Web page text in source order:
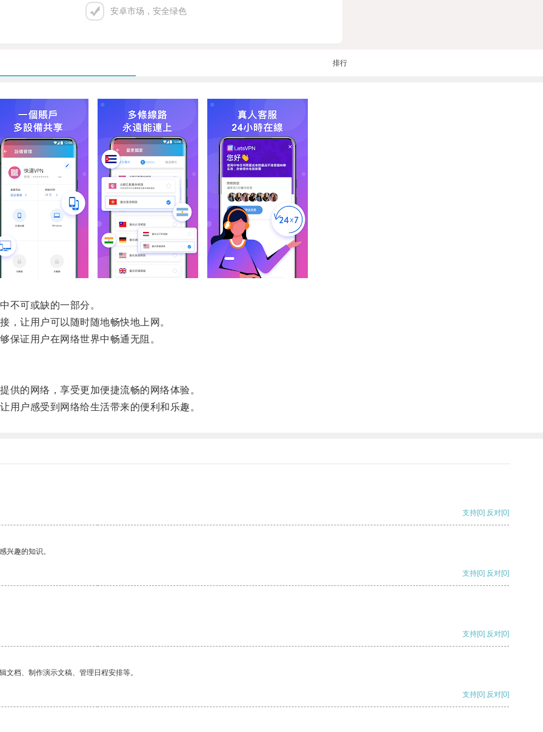
安卓市场，安全绿色
排行
可或缺的一部分。
让用户可以随时随地畅快地上网。
证用户在网络世界中畅通无阻。
的网络，享受更加便捷流畅的网络体验。
户感受到网络给生活带来的便利和乐趣。
支持[0] 反对[0]
兴趣的知识。
支持[0] 反对[0]
支持[0] 反对[0]
档、制作演示文稿、管理日程安排等。
支持[0] 反对[0]